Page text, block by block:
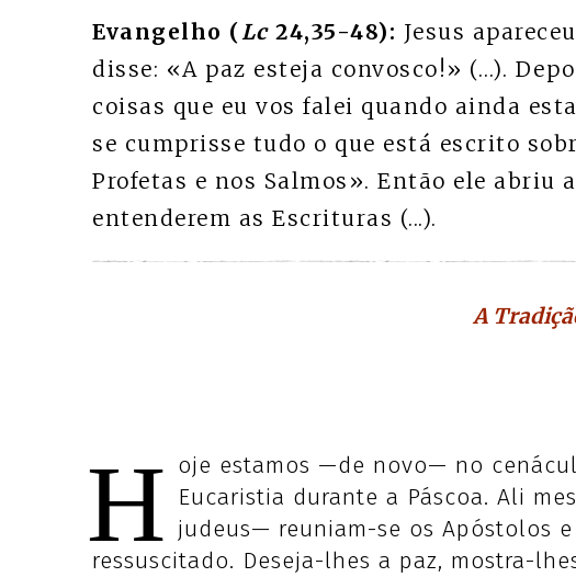
Evangelho (Lc24,35-48): Jesus
disse: «A paz esteja convosco!» (…).
coisas que eu vos falei quando ainda
se cumprisse tudo o que está escrito
Profetas e nos Salmos». Então ele
entenderem as Escrituras (...).
A
H oje estamos —de novo— no
Eucaristia durante a Páscoa. Ali
judeus— reuniam-se os Apóstolos
ressuscitado. Deseja-lhes a paz, mostra-